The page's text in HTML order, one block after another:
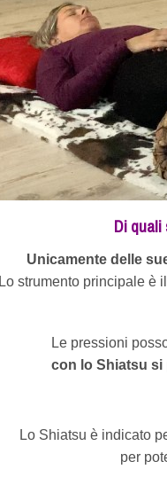
Di
Unicamente delle
Lo strumento principale è
Le pressioni
con lo Shiatsu si
Lo Shiatsu è indicato
per